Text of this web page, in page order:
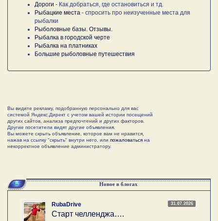
Дороги - Как добраться, где остановиться и тд.
Рыбацкие места - спросить про неизученные места для
рыбалки
Рыболовные базы. Отзывы.
Рыбалка в городской черте
Рыбалка на платниках
Большие рыболовные путешествия
Вы видите рекламу, подобранную персонально для вас
системой Яндекс.Директ с учетом вашей истории посещений
других сайтов, анализа предпочтений и других факторов.
Другие посетители видят другие объявления.
Вы можете скрыть объявление, которое вам не нравится,
нажав на ссылку "скрыть" внутри него, или пожаловаться на
некорректное объявление администратору.
Новое в блогах
31.07.2026
RubaDrive
Старт челленджа….